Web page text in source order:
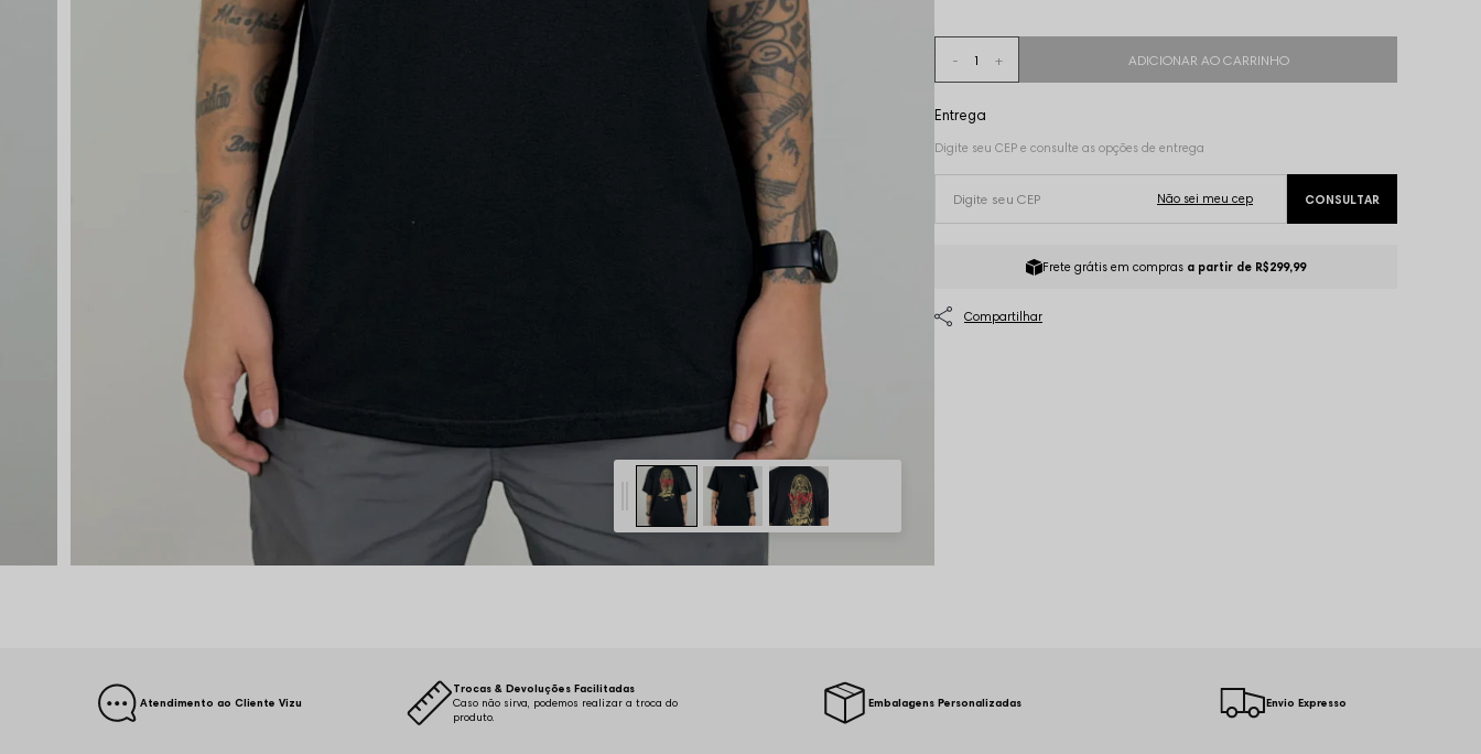
Frete grátis em compras a partir de R$299,99
Atendimento ao Cliente Vizu
Trocas & Devoluções Facilitadas
Caso não sirva, podemos realizar a troca do
produto.
Embalagens Personalizadas Envio Expresso